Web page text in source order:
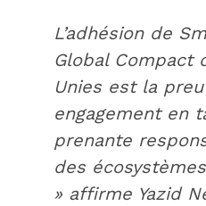
L’adhésion de
Global Compact
Unies est la
engagement en
prenante
des
» affirme Yazid